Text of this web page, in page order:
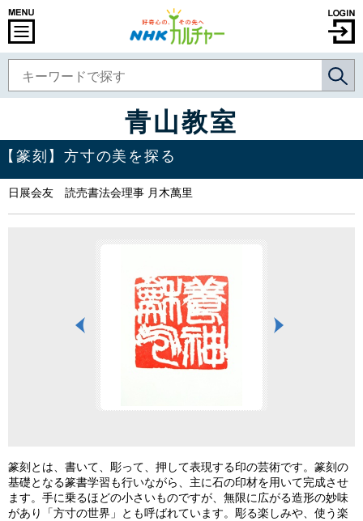
青山教室
【篆刻】方寸の美を探る
日展会友 読売書法会理事 月木萬里
篆刻とは、書いて、彫って、押して表現する印の芸術です。篆刻の
基礎となる篆書学習も行いながら、主に石の印材を用いて完成させ
ます。手に乗るほどの小さいものですが、無限に広がる造形の妙味
があり「方寸の世界」とも呼ばれています。彫る楽しみや、使う楽